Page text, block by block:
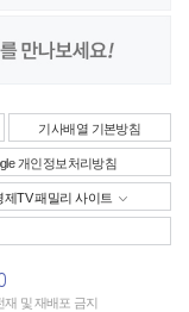
기사배열 기본방침
개인정보처리방침
제TV 패밀리 사이트
재 및 재배포 금지